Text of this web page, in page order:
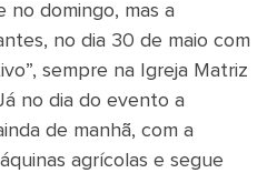
no domingo, mas a
no dia 30 de maio com
sempre na Igreja Matriz
no dia do evento a
de manhã, com a
agrícolas e segue